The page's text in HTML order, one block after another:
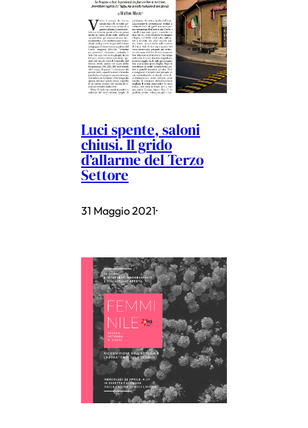
Luci spente, saloni
chiusi. Il grido
d’allarme del Terzo
Settore
31 Maggio 2021·